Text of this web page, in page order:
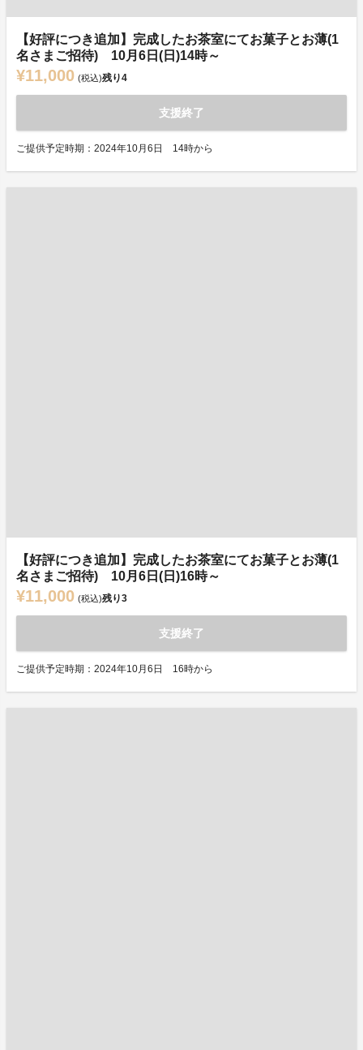
【好評につき追加】完成したお茶室にてお菓子とお薄(1
名さまご招待) 10月6日(日)14時～
¥11,000 (税込)残り4
支援終了
ご提供予定時期：2024年10月6日 14時から
【好評につき追加】完成したお茶室にてお菓子とお薄(1
名さまご招待) 10月6日(日)16時～
¥11,000 (税込)残り3
支援終了
ご提供予定時期：2024年10月6日 16時から